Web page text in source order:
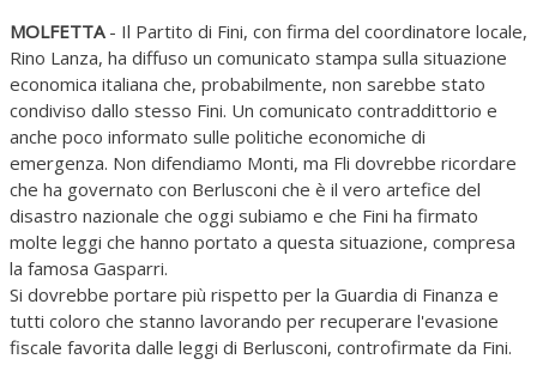
MOLFETTA - Il Partito di Fini, con firma del coordinatore locale,
Rino Lanza, ha diffuso un comunicato stampa sulla situazione
economica italiana che, probabilmente, non sarebbe stato
condiviso dallo stesso Fini. Un comunicato contraddittorio e
anche poco informato sulle politiche economiche di
emergenza. Non difendiamo Monti, ma Fli dovrebbe ricordare
che ha governato con Berlusconi che è il vero artefice del
disastro nazionale che oggi subiamo e che Fini ha firmato
molte leggi che hanno portato a questa situazione, compresa
la famosa Gasparri.
Si dovrebbe portare più rispetto per la Guardia di Finanza e
tutti coloro che stanno lavorando per recuperare l'evasione
fiscale favorita dalle leggi di Berlusconi, controfirmate da Fini.